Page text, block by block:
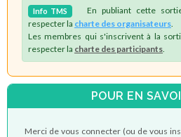
Info TMS En publiant cette
respecter la charte des organisateurs
Les membres qui s'inscrivent à la
respecter la charte des participants
POUR EN
Merci de vous connecter (ou de vous